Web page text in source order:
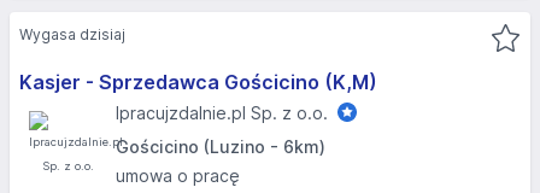
Kasjer - Sprzedawca Gościcino (K,M)
Ipracujzdalnie.pl Sp. z o.o.
Gościcino (Luzino - 6km)
umowa o pracę
Wygasa dzisiaj